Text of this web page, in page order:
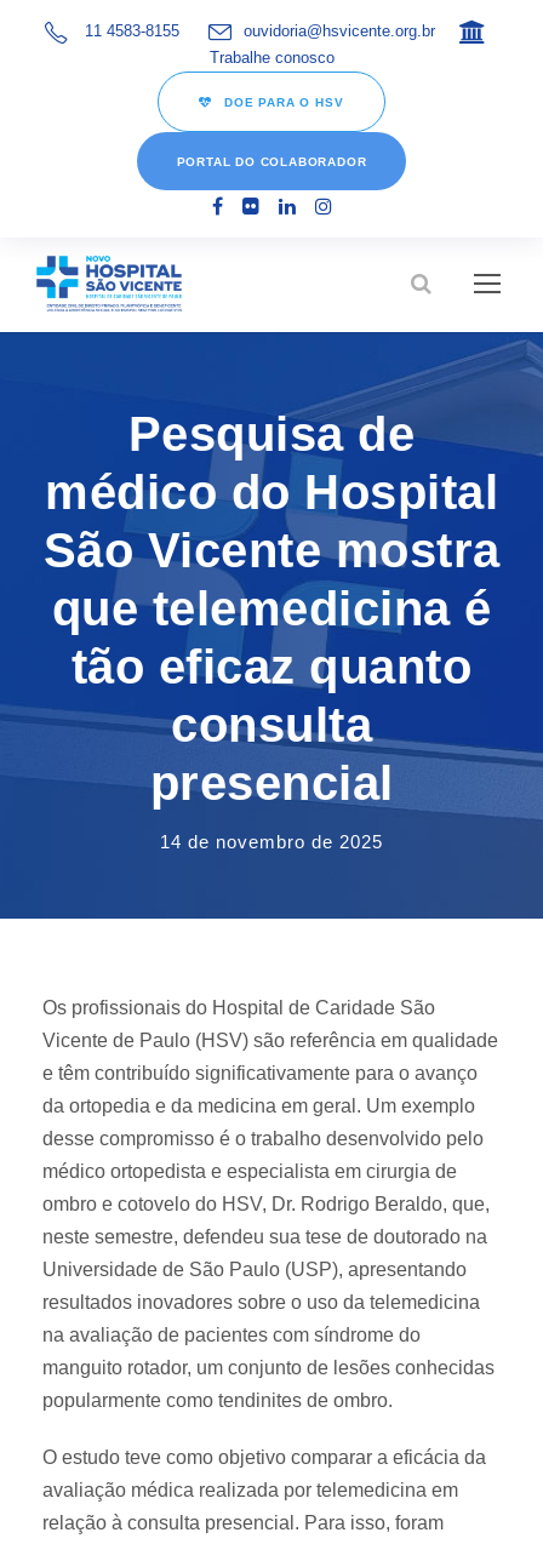
11 4583-8155
ouvidoria@hsvicente.org.br
Trabalhe conosco
DOE PARA O HSV
PORTAL DO COLABORADOR
Pesquisa de
médico do Hospital
São Vicente mostra
que telemedicina é
tão eficaz quanto
consulta
presencial
14 de novembro de 2025
Os profissionais do Hospital de Caridade São
Vicente de Paulo (HSV) são referência em qualidade
e têm contribuído significativamente para o avanço
da ortopedia e da medicina em geral. Um exemplo
desse compromisso é o trabalho desenvolvido pelo
médico ortopedista e especialista em cirurgia de
ombro e cotovelo do HSV, Dr. Rodrigo Beraldo, que,
neste semestre, defendeu sua tese de doutorado na
Universidade de São Paulo (USP), apresentando
resultados inovadores sobre o uso da telemedicina
na avaliação de pacientes com síndrome do
manguito rotador, um conjunto de lesões conhecidas
popularmente como tendinites de ombro.
O estudo teve como objetivo comparar a eficácia da
avaliação médica realizada por telemedicina em
relação à consulta presencial. Para isso, foram